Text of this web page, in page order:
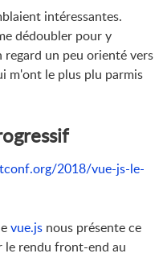
intéressantes.
dédoubler pour y
regard un peu orienté vers
m'ont le plus plu parmis
2018/vue-js-le-
vue.js nous présente ce
le rendu front-end au